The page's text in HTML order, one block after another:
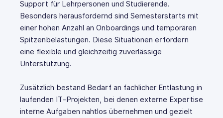
Support für Lehrpersonen und Studierende.
Besonders herausfordernd sind Semesterstarts mit
einer hohen Anzahl an Onboardings und temporären
Spitzenbelastungen. Diese Situationen erfordern
eine flexible und gleichzeitig zuverlässige
Unterstützung.
Zusätzlich bestand Bedarf an fachlicher Entlastung in
laufenden IT‑Projekten, bei denen externe Expertise
interne Aufgaben nahtlos übernehmen und gezielt